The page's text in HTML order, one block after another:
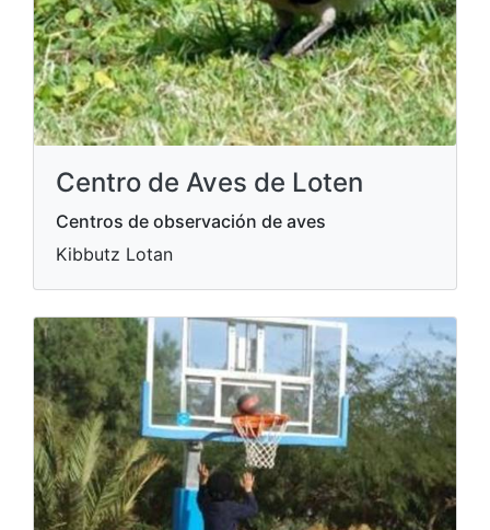
Centro de Aves de Loten
Centros de observación de aves
Kibbutz Lotan